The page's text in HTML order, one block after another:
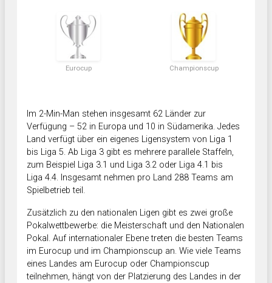
Eurocup Championscup
Im 2-Min-Man stehen insgesamt 62 Länder zur
Verfügung – 52 in Europa und 10 in Südamerika. Jedes
Land verfügt über ein eigenes Ligensystem von Liga 1
bis Liga 5. Ab Liga 3 gibt es mehrere parallele Staffeln,
zum Beispiel Liga 3.1 und Liga 3.2 oder Liga 4.1 bis
Liga 4.4. Insgesamt nehmen pro Land 288 Teams am
Spielbetrieb teil.
Zusätzlich zu den nationalen Ligen gibt es zwei große
Pokalwettbewerbe: die Meisterschaft und den Nationalen
Pokal. Auf internationaler Ebene treten die besten Teams
im Eurocup und im Championscup an. Wie viele Teams
eines Landes am Eurocup oder Championscup
teilnehmen, hängt von der Platzierung des Landes in der